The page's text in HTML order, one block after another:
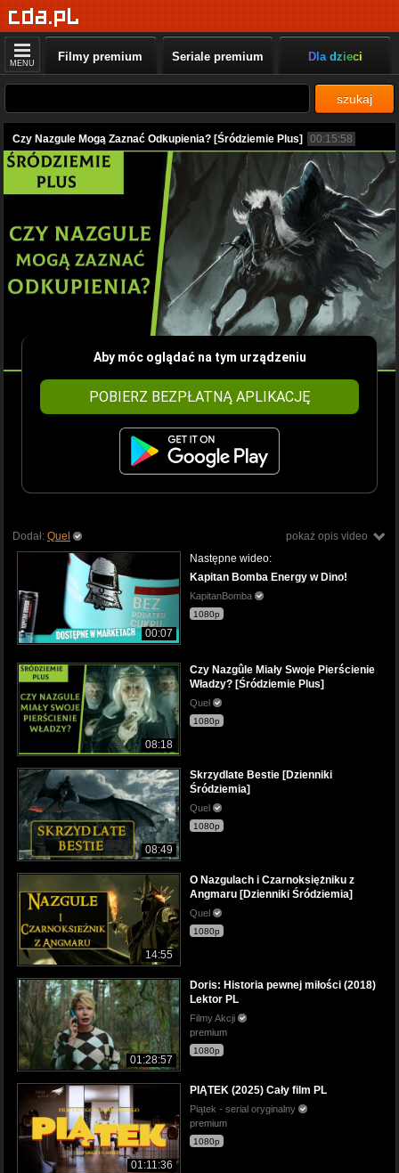
MENU Filmy premium Seriale premium Dla dzieci
szukaj
Czy Nazgule Mogą Zaznać Odkupienia? [Śródziemie Plus] 00:15:58
Aby móc oglądać na tym urządzeniu
POBIERZ BEZPŁATNĄ APLIKACJĘ
pokaż opis video
Dodał: Quel
00:07
Następne wideo:
Kapitan Bomba Energy w Dino!
KapitanBomba
1080p
08:18
Czy Nazgûle Miały Swoje Pierścienie
Władzy? [Śródziemie Plus]
Quel
1080p
08:49
Skrzydlate Bestie [Dzienniki
Śródziemia]
Quel
1080p
14:55
O Nazgulach i Czarnoksiężniku z
Angmaru [Dzienniki Śródziemia]
Quel
1080p
01:28:57
Doris: Historia pewnej miłości (2018)
Lektor PL
Filmy Akcji
premium
1080p
01:11:36
PIĄTEK (2025) Cały film PL
Piątek - serial oryginalny
premium
1080p